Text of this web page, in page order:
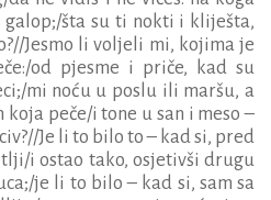
galop;/šta su ti nokti i kliješta,
Jesmo li voljeli mi, kojima je
od pjesme i priče, kad su
mi noću u poslu ili maršu, a
peče/i tone u san i meso –
Je li to bilo to – kad si, pred
i ostao tako, osjetivši drugu
je li to bilo – kad si, sam sa